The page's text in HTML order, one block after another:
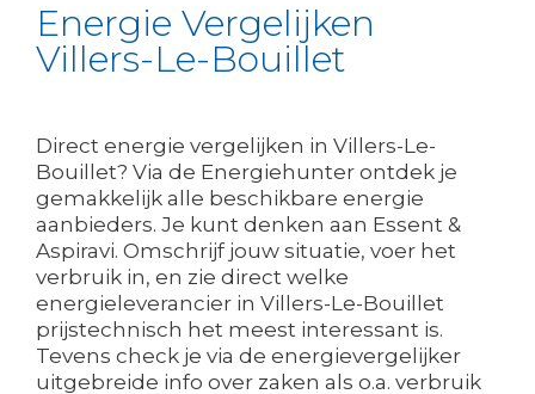
Energie Vergelijken
Villers-Le-Bouillet
Direct energie vergelijken in Villers-Le-
Bouillet? Via de Energiehunter ontdek je
gemakkelijk alle beschikbare energie
aanbieders. Je kunt denken aan Essent &
Aspiravi. Omschrijf jouw situatie, voer het
verbruik in, en zie direct welke
energieleverancier in Villers-Le-Bouillet
prijstechnisch het meest interessant is.
Tevens check je via de energievergelijker
uitgebreide info over zaken als o.a. verbruik